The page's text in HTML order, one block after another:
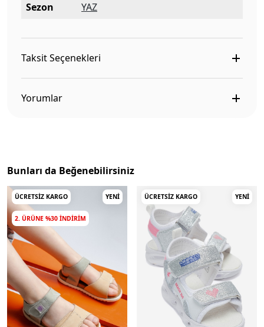
Sezon
YAZ
Taksit Seçenekleri
Yorumlar
Bunları da Beğenebilirsiniz
ÜCRETSIZ KARGO YENI
2. ÜRÜNE %30 INDIRIM
ÜCRETSIZ KARGO YENI